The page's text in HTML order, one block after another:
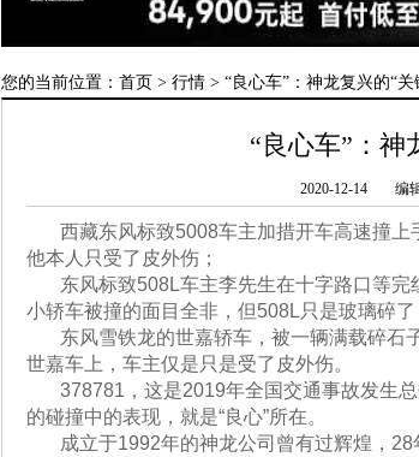
您的当前位置： 首页 > 行情 > “良心车”：神龙复兴的“关
“良心车”：神
2020-12-14 编
西藏东风标致5008车主加措开车高速撞
他本人只受了皮外伤；
东风标致508L车主李先生在十字路口等完
小轿车被撞的面目全非，但508L只是玻璃碎了
东风雪铁龙的世嘉轿车，被一辆满载碎石
世嘉车上，车主仅是只是受了皮外伤。
378781，这是2019年全国交通事故发生
的碰撞中的表现，就是“良心”所在。
成立于1992年的神龙公司曾有过辉煌，